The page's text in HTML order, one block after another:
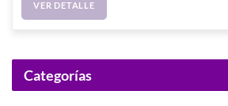
VER DETALLE
Categorías